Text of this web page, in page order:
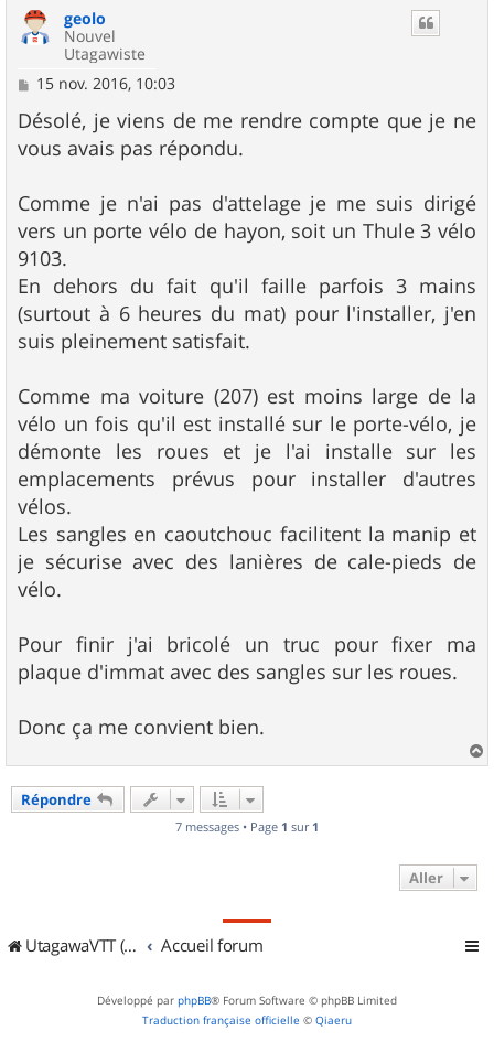
geolo
Nouvel
Utagawiste
M
s
s
a
15 nov. 2016, 10:03
Désolé, je viens de me rendre compte que je ne
vous avais pas répondu.
Comme je n'ai pas d'attelage je me suis dirigé
vers un porte vélo de hayon, soit un Thule 3 vélo
9103.
En dehors du fait qu'il faille parfois 3 mains
(surtout à 6 heures du mat) pour l'installer, j'en
suis pleinement satisfait.
Comme ma voiture (207) est moins large de la
vélo un fois qu'il est installé sur le porte-vélo, je
démonte les roues et je l'ai installe sur les
emplacements prévus pour installer d'autres
vélos.
Les sangles en caoutchouc facilitent la manip et
je sécurise avec des lanières de cale-pieds de
vélo.
Pour finir j'ai bricolé un truc pour fixer ma
plaque d'immat avec des sangles sur les roues.
Donc ça me convient bien.
a
Répondre
7 messages • Page 1 sur 1
Aller
UtagawaVTT (Randos VTT et VTTAE avec traces GPS) Accueil forum
Développé par phpBB® Forum Software © phpBB Limited
Traduction française officielle © Qiaeru